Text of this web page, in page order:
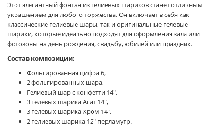
Этот элегантный фонтан из гелиевых шариков станет отличным
украшением для любого торжества. Он включает в себя как
классические гелиевые шары, так и оригинальные гелевые
шарики, которые идеально подходят для оформления зала или
фотозоны на день рождения, свадьбу, юбилей или праздник.
Состав композиции:
Фольгированная цифра 6,
2 фольгированных шара,
Гелиевый шар с конфетти 14",
3 гелевых шарика Агат 14",
3 гелевых шарика Хром 14",
2 гелиевых шарика 12" перламутр.